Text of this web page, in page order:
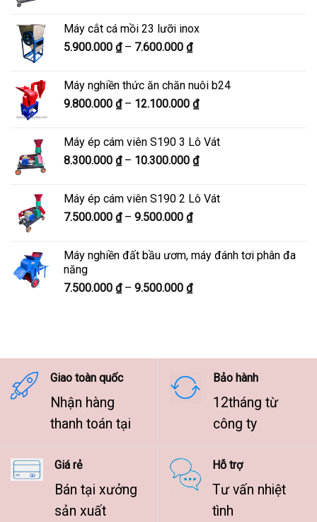
6.300.000 ₫
đến
Máy cắt cá mồi 23 lưỡi inox
5.900.000 ₫ – 7.600.000 ₫Khoảng
5.900.000 ₫
đến
Máy nghiền thức ăn chăn nuôi b24
9.800.000 ₫ – 12.100.000 ₫Khoảng
9.800.000 ₫
đến
Máy ép cám viên S190 3 Lô Vát
8.300.000 ₫ – 10.300.000 ₫Khoảng
8.300.000 ₫
Máy ép cám viên S190 2 Lô Vát
7.500.000 ₫ – 9.500.000 ₫Khoảng
7.500.000 ₫
9.500.000 ₫
Máy nghiền đất bầu ươm, máy đánh tơi phân đa
năng
7.500.000 ₫ – 9.500.000 ₫Khoảng
9.500.000 ₫
Giao toàn quốc
Nhận hàng
thanh toán tại
Bảo hành
12tháng từ
công ty
Giá rẻ
Bán tại xưởng
sản xuất
Hỗ trợ
Tư vấn nhiệt
tình